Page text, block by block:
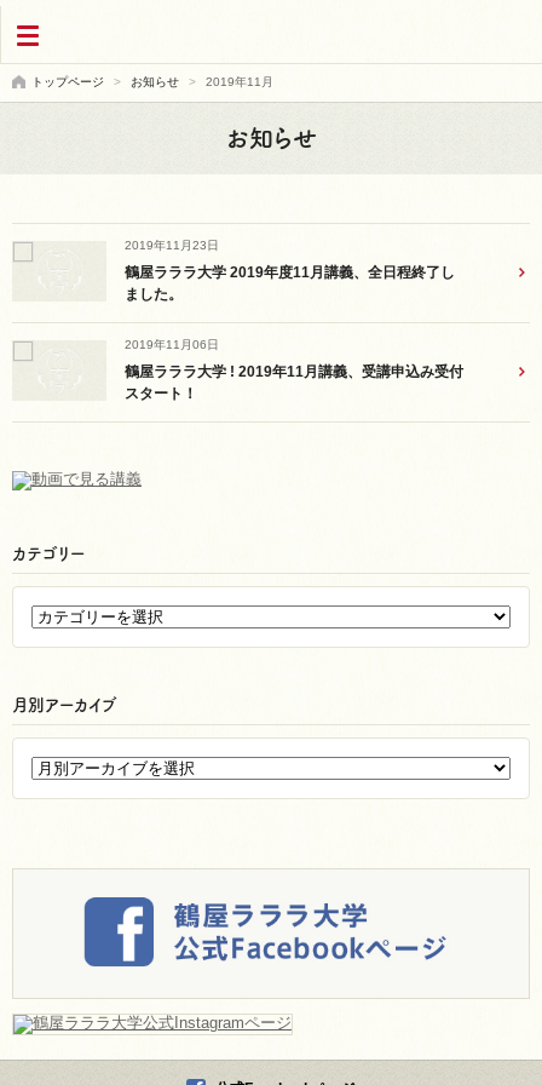
鶴屋ラララ大学
トップページ お知らせ 2019年11月
お知らせ
2019年11月23日
鶴屋ラララ大学 2019年度11月講義、全日程終了し
ました。
2019年11月06日
鶴屋ラララ大学 ! 2019年11月講義、受講申込み受付
スタート！
カテゴリー
月別アーカイブ